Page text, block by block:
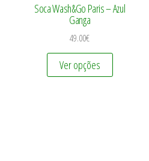
Soca Wash&Go Paris – Azul
Ganga
49.00€
Ver opções